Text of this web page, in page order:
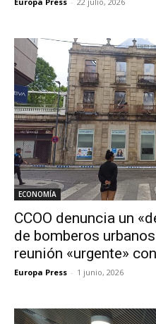
ECONOMÍA
CCOO denuncia un
de bomberos
reunión «urgente»
Europa Press - 1 junio, 2026